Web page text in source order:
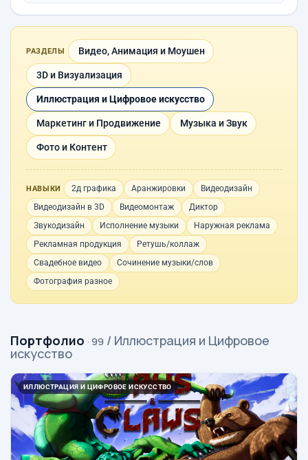
РАЗДЕЛЫ Видео, Анимация и Моушен
3D и Визуализация
Иллюстрация и Цифровое искусство
Маркетинг и Продвижение Музыка и Звук
Фото и Контент
НАВЫКИ 2д графика Аранжировки
Видеодизайн
Видеодизайн в 3D
Видеомонтаж
Диктор
Звукодизайн
Исполнение музыки
Наружная реклама
Рекламная продукция
Ретушь/коллаж
Свадебное видео
Сочинение музыки/слов
Фотография разное
Портфолио · 99 / Иллюстрация и Цифровое
искусство
ИЛЛЮСТРАЦИЯ И ЦИФРОВОЕ ИСКУССТВО